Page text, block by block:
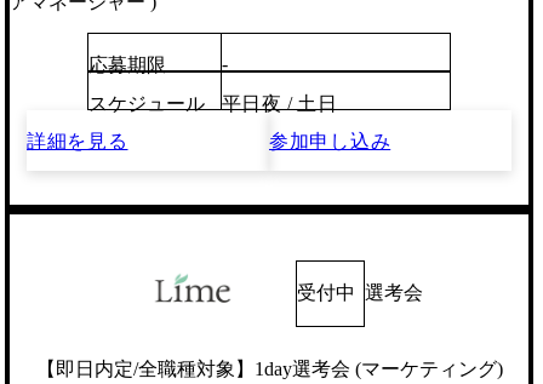
応募期限
-
スケジュール
平日夜 / 土日
詳細を見る
参加申し込み
受付中 選考会
【即日内定/全職種対象】1day選考会 (マーケティング)